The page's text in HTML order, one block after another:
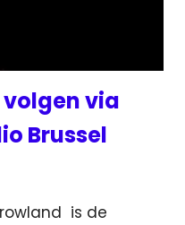
via
Brussel
is de